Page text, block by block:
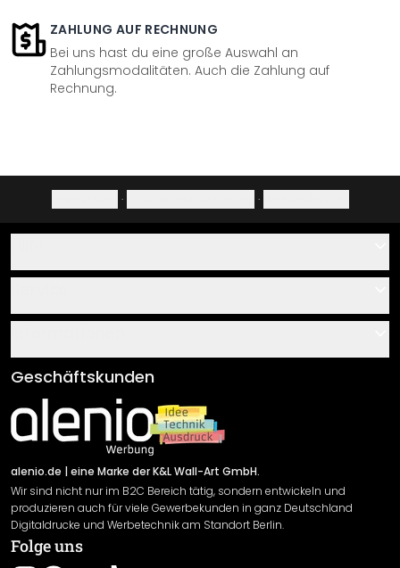
ZAHLUNG AUF RECHNUNG
Bei uns hast du eine große Auswahl an
Zahlungsmodalitäten. Auch die Zahlung auf
Rechnung.
· ·
Über uns
Klebe- und Montageanleitungen
Newsletter An-/Abmeldung
Sendungsverfolgung
AGB
Impressum
Versand & Zahlung
Rücksendung
Widerrufsrecht
Datenschutzerklärung
Gewährleistung
Geschäftskunden
alenio.de | eine Marke der K&L Wall-Art GmbH.
Wir sind nicht nur im B2C Bereich tätig, sondern entwickeln und
produzieren auch für viele Gewerbekunden in ganz Deutschland
Digitaldrucke und Werbetechnik am Standort Berlin.
Folge uns